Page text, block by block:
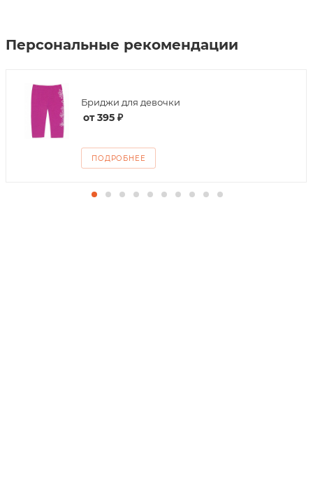
Персональные рекомендации
Бриджи для девочки
от395 ₽
ПОДРОБНЕЕ